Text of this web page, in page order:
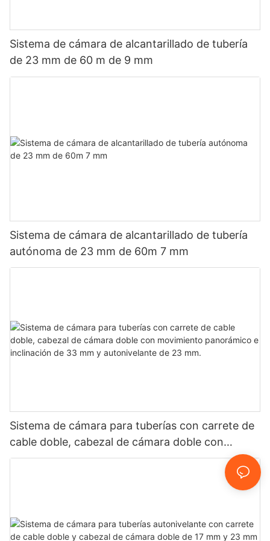
Sistema de cámara de alcantarillado de tubería
de 23 mm de 60 m de 9 mm
Sistema de cámara de alcantarillado de tubería
autónoma de 23 mm de 60m 7 mm
Sistema de cámara para tuberías con carrete de
cable doble, cabezal de cámara doble con
movimiento panorámico e inclinación de 33 mm